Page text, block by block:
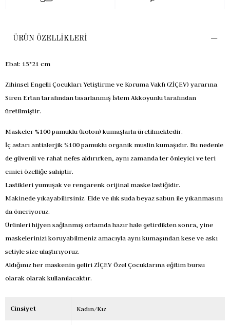
ÜRÜN ÖZELLIKLERI
Ebat: 15*21 cm
Zihinsel Engelli Çocukları Yetiştirme ve Koruma Vakfı (ZİÇEV) yararına
Siren Ertan tarafından tasarlanmış İstem Akkoyunlu tarafından
üretilmiştir.
Maskeler %100 pamuklu (koton) kumaşlarla üretilmektedir.
İç astarı antialerjik %100 pamuklu organik muslin kumaşıdır. Bu nedenle
de güvenli ve rahat nefes aldırırken, aynı zamanda ter önleyici ve teri
emici özelliğe sahiptir.
Lastikleri yumuşak ve rengarenk orijinal maske lastiğidir.
Makinede yıkayabilirsiniz. Elde ve ılık suda beyaz sabun ile yıkanmasını
da öneriyoruz.
Ürünleri hijyen sağlanmış ortamda hazır hale getirdikten sonra, yine
maskelerinizi koruyabilmeniz amacıyla aynı kumaşından kese ve askı
setiyle size ulaştırıyoruz.
Aldığınız her maskenin geliri ZİÇEV Özel Çocuklarına eğitim bursu
olarak olarak kullanılacaktır.
Cinsiyet Kadın/Kız